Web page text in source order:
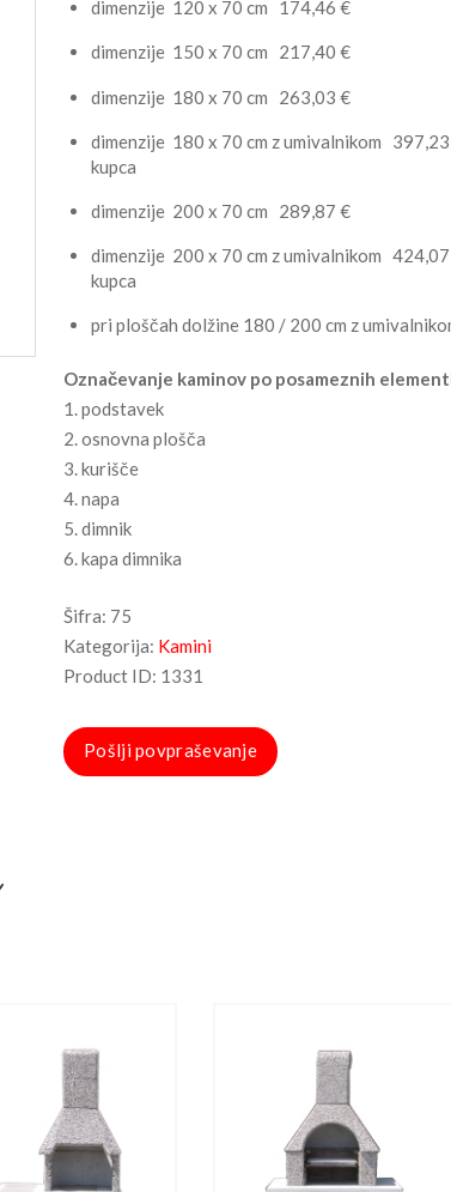
dimenzije 120 x 70 cm 174,46 €
dimenzije 150 x 70 cm 217,40 €
dimenzije 180 x 70 cm 263,03 €
dimenzije 180 x 70 cm z umivalnikom
kupca
dimenzije 200 x 70 cm 289,87 €
dimenzije 200 x 70 cm z umivalnikom
kupca
pri ploščah dolžine 180 / 200 cm z
Označevanje kaminov po posameznih
1. podstavek
2. osnovna plošča
3. kurišče
4. napa
5. dimnik
6. kapa dimnika
Šifra: 75
Kategorija: Kamini
Product ID: 1331
Pošlji povpraševanje